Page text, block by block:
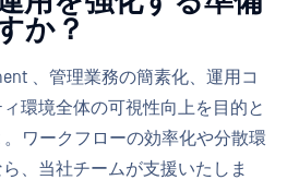
か？
、管理業務の簡素化、運用コ
環境全体の可視性向上を目的と
。ワークフローの効率化や分散環
、当社チームが支援いたしま